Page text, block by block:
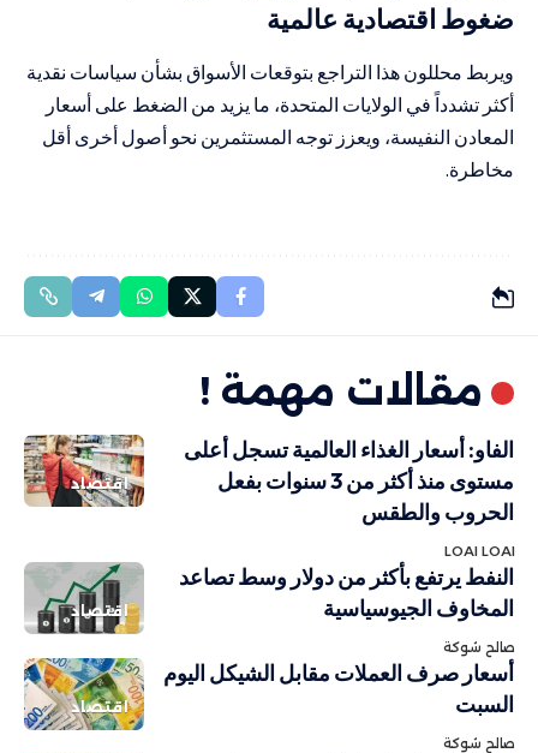
ضغوط اقتصادية عالمية
ويربط محللون هذا التراجع بتوقعات الأسواق بشأن سياسات نقدية
أكثر تشدداً في الولايات المتحدة، ما يزيد من الضغط على أسعار
المعادن النفيسة، ويعزز توجه المستثمرين نحو أصول أخرى أقل
مخاطرة.
مقالات مهمة !
اقتصاد
الفاو: أسعار الغذاء العالمية تسجل أعلى
مستوى منذ أكثر من 3 سنوات بفعل
الحروب والطقس
LOAI LOAI
اقتصاد
النفط يرتفع بأكثر من دولار وسط تصاعد
المخاوف الجيوسياسية
صالح شوكة
اقتصاد
أسعار صرف العملات مقابل الشيكل اليوم
السبت
صالح شوكة